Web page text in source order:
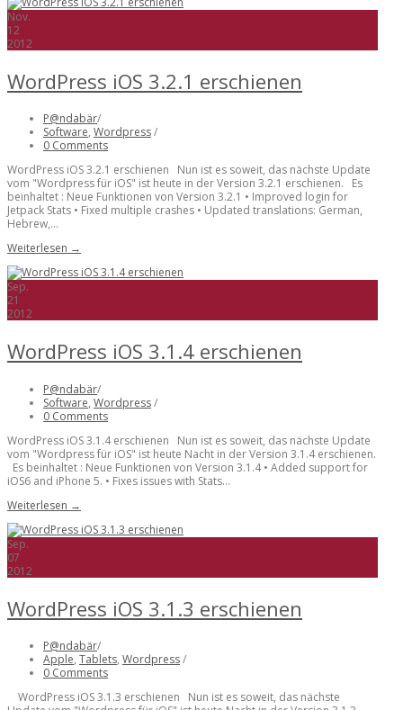
Nov.
12
2012
WordPress iOS 3.2.1 erschienen
P@ndabär/
Software, Wordpress/
0 Comments
WordPress iOS 3.2.1 erschienen Nun ist es soweit, das nächste Update
vom "Wordpress für iOS" ist heute in der Version 3.2.1 erschienen. Es
beinhaltet : Neue Funktionen von Version 3.2.1 • Improved login for
Jetpack Stats • Fixed multiple crashes • Updated translations: German,
Hebrew,...
Weiterlesen →
Sep.
21
2012
WordPress iOS 3.1.4 erschienen
P@ndabär/
Software, Wordpress/
0 Comments
WordPress iOS 3.1.4 erschienen Nun ist es soweit, das nächste Update
vom "Wordpress für iOS" ist heute Nacht in der Version 3.1.4 erschienen.
Es beinhaltet : Neue Funktionen von Version 3.1.4 • Added support for
iOS6 and iPhone 5. • Fixes issues with Stats...
Weiterlesen →
Sep.
07
2012
WordPress iOS 3.1.3 erschienen
P@ndabär/
Apple, Tablets, Wordpress/
0 Comments
WordPress iOS 3.1.3 erschienen Nun ist es soweit, das nächste